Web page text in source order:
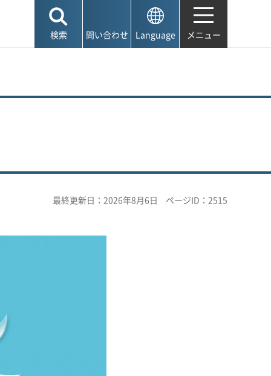
検索 問い合わせ Language メニュー
最終更新日：2026年8月6日 ページID：2515